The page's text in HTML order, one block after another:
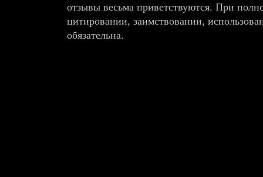
отзывы весьма приветствуются. При
цитировании, заимствовании,
обязательна.